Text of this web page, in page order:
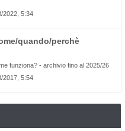
2022, 5:34
quando/perchè
funziona? - archivio fino al 2025/26
2017, 5:54